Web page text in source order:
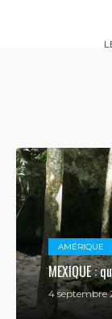
AMÉRIQUE
MEXIQUE :
4 septembre